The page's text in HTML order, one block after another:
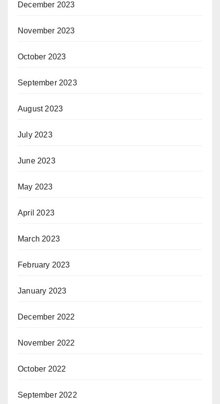
December 2023
November 2023
October 2023
September 2023
August 2023
July 2023
June 2023
May 2023
April 2023
March 2023
February 2023
January 2023
December 2022
November 2022
October 2022
September 2022